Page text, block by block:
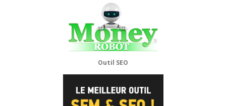
Outil SEO